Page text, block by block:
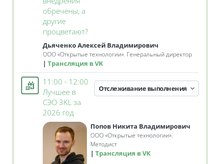
обречены, а
другие
процветают?Занятие 3KL
Дьяченко Алексей Владимирович
ООО«Открытые технологии». Генеральный директор
Трансляция в VK
11:00 - 12:00
Лучшее в
СЭО 3KL за
2026 год
Отслеживание выполнения
Попов Никита Владимирович
ООО «Открытые технологии».
Методист
Трансляция в VK